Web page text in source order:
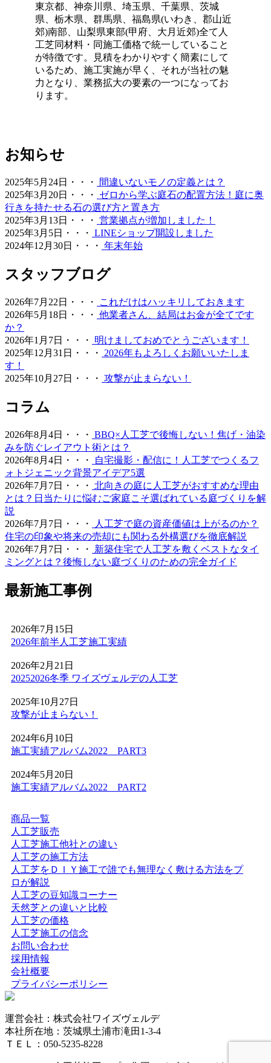
することには注意が必要です。耐熱温度を守ることで、美
しいグリーンを長く愛用していただけます。施工後のアフ
ターケアやお手入れ方法の詳細まで、私たちがトータルで
サポートさせていただきます。安心してアウトドアを楽し
めるお庭作りを実現します。
2026.6.24
人工芝の最大の魅力は、施工後の維持管理が驚くほど楽な
ありません。常に清潔で美しい状態を保つための簡単なコ
ツについても、お引き渡し時に専門スタッフが丁寧にお伝
えしております。忙しい現代人にとって、お庭を「維持す
るための作業場」から「心からくつろげるリラックススペ
ース」へ変えることは、生活の質を大きく向上させます。
管理の負担を減らし、ゆとりある時間をご提案いたしま
す。
2026.6.18
愛犬やペットと暮らすご家庭には、クッション性と清潔さ
を両立した人工芝が非常におすすめです。ベランダや屋
上、お庭の一部に敷くことで、足腰への負担を軽減しつ
つ、雨の日でも手足を汚さずに遊べる専用ドッグランが完
成します。当社の人工芝は高密度で耐久性が高いため、大
型犬が走り回っても簡単にはへたりません。防臭対策や、
排泄物があった際の清掃のしやすさについても、飼い主様
の飼育状況に合わせた最適なプランをご提案させていただ
きます。ペットも家族の一員として、ストレスなく自由に
動き回れる健康的な住環境を一緒に形にしていきましょ
「人工芝はプラスチック感が強くて安っぽい」という古い
イメージをお持ちの方こそ、ぜひ当社の製品を手に取って
みてください。最新のモデルは複数の色を混生させ、葉の
向きやツヤまで計算されており、驚くほど自然な風合いで
す。一度敷けば10年以上にわたり美しい景観を維持でき、
資産価値の維持にも貢献します。お仕事や育児、家事で忙
しく、お庭の手入れに十分な時間を割けない皆様へ、手間
いらずで上質な暮らしをご提案いたします。住宅街でも、
お隣への枯れ葉の飛散を防ぐ対策として人工芝を選ばれる
方が増えています。機能性と美観を両立させましょう。
プロスポーツの現場でも選ばれる信頼の品質が当社の自慢
大規模施設、さらには本格的なテニスコートなど、激しい
動きと高い摩擦が求められる場所にもワイズヴェルデの人
工芝は導入されています。この高い耐久性と、日常的なメ
ンテナンスのしやすさは、広い敷地を管理される法人様や
自治体様からも高く評価されています。摩耗に強く、長期
ーツ施設のリニューアルやフットサルコートの新設もぜひ
ご相談ください。プロ基準の品質を一般のご家庭にもお届
2026.5.28
人工芝の技術革新により、現在では天然芝と見分けがつか
ないほどの美しさとリアルな質感が実現されています。一
年中鮮やかな緑を保てるため、景観を重視する個人宅の主
っしゃいますが、経年による端のめくれや、仕上がりの差
が出る継ぎ目の処理などは、プロである私たちにお任せく
ださい。施工実績も豊富にあり、土地の形状に合わせた精
密なカット技術で、まるで一枚の絨毯のような美しい仕上
がりをお約束します。メンテナンスフリーで、四季を通じ
てお庭を眺める楽しみをご提供いたします。
2026.5.19
最近では幼稚園や保育園、学校の校庭に人工芝を導入する
ケースが非常に増えています。当社の人工芝は水はけが非
常に良いため、雨上がりでも泥にまみれることなく、子ど
もたちがすぐにお外で遊べるのが最大のメリットです。都
市部の施設でも、土埃の舞い上がりを防ぎ、限られたスペ
ースを有効活用する手段として人工芝の設置をご提案して
おります。クッション性に優れた素材は、転倒時の怪我の
リスクも軽減します。防炎性能や安全性も国内基準をクリ
アしており、公共性の高い施設でも安心してご利用いただ
けます。快適な教育環境づくりを全力でお手伝いします。
東京都、神奈川県、埼玉県、千葉県、茨城
県、栃木県、群馬県、福島県(いわき、郡山近
郊)南部、山梨県東部(甲府、大月近郊)全て人
工芝同材料・同施工価格で統一していること
が特徴です。見積をわかりやすく簡素にして
いるため、施工実施が早く、それが当社の魅
力となり、業務拡大の要素の一つになってお
ります。
お知らせ
2025年5月24日・・・
間違いないモノの定義とは？
2025年3月20日・・・
ゼロから学ぶ庭石の配置方法！庭に奥
行きを持たせる石の選び方と置き方
2025年3月13日・・・ 営業拠点が増加しました！
2025年3月5日・・・ LINEショップ開設しました
2024年12月30日・・・ 年末年始
スタッフブログ
2026年7月22日・・・
これだけはハッキリしておきます
2026年5月18日・・・ 他業者さん、結局はお金が全てです
か？
2026年1月7日・・・
明けましておめでとうございます！
2025年12月31日・・・
2026年もよろしくお願いいたしま
す！
2025年10月27日・・・ 攻撃が止まらない！
コラム
2026年8月4日・・・ BBQ×人工芝で後悔しない！焦げ・油染
みを防ぐレイアウト術とは？
2026年8月4日・・・
自宅撮影・配信に！人工芝でつくるフ
ォトジェニック背景アイデア5選
2026年7月7日・・・ 北向きの庭に人工芝がおすすめな理由
とは？日当たりに悩むご家庭こそ選ばれている庭づくりを解
説
2026年7月7日・・・
人工芝で庭の資産価値は上がるのか？
住宅の印象や将来の売却にも関わる外構選びを徹底解説
2026年7月7日・・・
新築住宅で人工芝を敷くベストなタイ
ミングとは？後悔しない庭づくりのための完全ガイド
最新施工事例
2026年7月15日
2026年前半人工芝施工実績
2026年2月21日
20252026冬季 ワイズヴェルデの人工芝
2025年10月27日
攻撃が止まらない！
2024年6月10日
施工実績アルバム2022 PART3
2024年5月20日
施工実績アルバム2022 PART2
商品一覧
人工芝販売
人工芝施工他社との違い
人工芝の施工方法
人工芝をＤＩＹ施工で誰でも無理なく敷ける方法をプ
ロが解説
人工芝の豆知識コーナー
天然芝との違いと比較
人工芝の価格
人工芝施工の信念
お問い合わせ
採用情報
会社概要
プライバシーポリシー
運営会社：株式会社ワイズヴェルデ
本社所在地：茨城県土浦市滝田1-3-4
ＴＥＬ：050-5235-8228